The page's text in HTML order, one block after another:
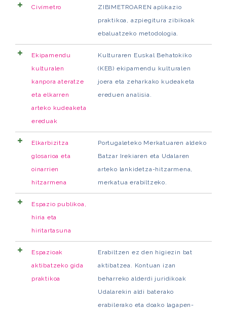
Civímetro
ZIBIMETROAREN aplikazio
praktikoa, azpiegitura zibikoak
ebaluatzeko metodologia.
Ekipamendu
kulturalen
kanpora ateratze
eta elkarren
arteko kudeaketa
ereduak
Kulturaren Euskal Behatokiko
(KEB) ekipamendu kulturalen
joera eta zeharkako kudeaketa
ereduen analisia.
Elkarbizitza
glosarioa eta
oinarrien
hitzarmena
Portugaleteko Merkatuaren aldeko
Batzar Irekiaren eta Udalaren
arteko lankidetza-hitzarmena,
merkatua erabiltzeko.
Espazio publikoa,
hiria eta
hiritartasuna
Espazioak
aktibatzeko gida
praktikoa
Erabiltzen ez den higiezin bat
aktibatzea. Kontuan izan
beharreko alderdi juridikoak
Udalarekin aldi baterako
erabilerako eta doako lagapen-